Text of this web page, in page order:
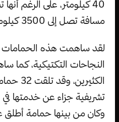
40 كيلومتر، على الرغم
مسافة تصل إلى 3500 كيلومتر.
لقد ساهمت هذه الحمامات
النجاحات التكتيكية، كما
تشريفية جزاء عن خدمتها في